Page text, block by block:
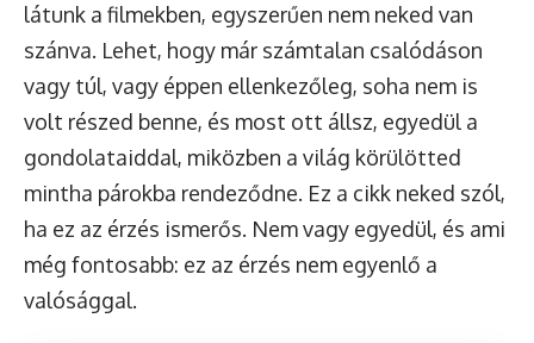
látunk a filmekben, egyszerűen nem neked van
szánva. Lehet, hogy már számtalan csalódáson
vagy túl, vagy éppen ellenkezőleg, soha nem is
volt részed benne, és most ott állsz, egyedül a
gondolataiddal, miközben a világ körülötted
mintha párokba rendeződne. Ez a cikk neked szól,
ha ez az érzés ismerős. Nem vagy egyedül, és ami
még fontosabb: ez az érzés nem egyenlő a
valósággal.